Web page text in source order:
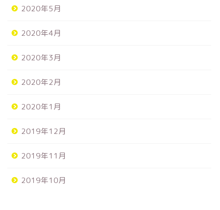
2020年5月
2020年4月
2020年3月
2020年2月
2020年1月
2019年12月
2019年11月
2019年10月